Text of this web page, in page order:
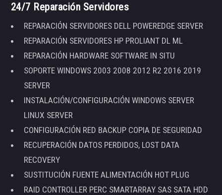
24/7 Reparación Servidores
REPARACIÓN SERVIDORES DELL POWEREDGE SERVER
REPARACIÓN SERVIDORES HP PROLIANT DL ML
REPARACIÓN HARDWARE SOFTWARE IN SITU
SOPORTE WINDOWS 2003 2008 2012 R2 2016 2019
SERVER
INSTALACIÓN/CONFIGURACIÓN WINDOWS SERVER
LINUX SERVER
CONFIGURACIÓN RED BACKUP COPIA DE SEGURIDAD
RECUPERACIÓN DATOS PERDIDOS, LOST DATA
RECOVERY
SUSTITUCIÓN FUENTE ALIMENTACIÓN HOT PLUG
RAID CONTROLLER PERC SMARTARRAY SAS SATA HDD